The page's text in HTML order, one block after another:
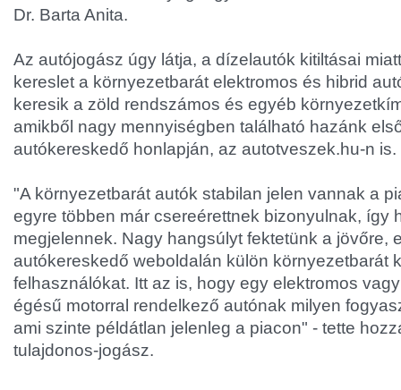
Dr. Barta Anita.
Az autójogász úgy látja, a dízelautók kitiltásai
kereslet a környezetbarát elektromos és hibrid
keresik a zöld rendszámos és egyéb
amikből nagy mennyiségben található hazánk
autókereskedő honlapján, az autotveszek.hu-n is.
"A környezetbarát autók stabilan jelen vannak a
egyre többen már csereérettnek bizonyulnak, így
megjelennek. Nagy hangsúlyt fektetünk a jövőre,
autókereskedő weboldalán külön környezetbarát
felhasználókat. Itt az is, hogy egy elektromos
égésű motorral rendelkező autónak milyen
ami szinte példátlan jelenleg a piacon" - tette
tulajdonos-jogász.